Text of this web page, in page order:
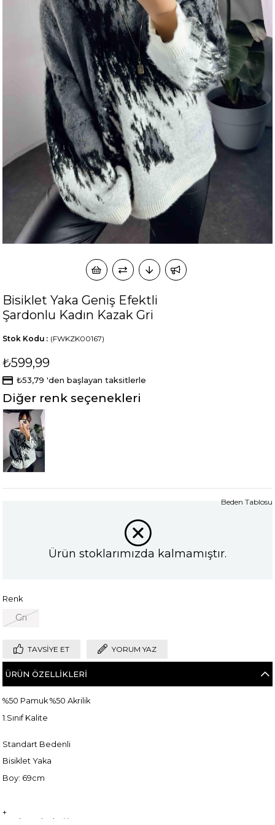
Bisiklet Yaka Geniş Efektli
Şardonlu Kadın Kazak Gri
(FWKZK00167)
Stok Kodu
₺599,99
₺53,79 'den başlayan taksitlerle
Diğer renk seçenekleri
Tükendi
Ürün stoklarımızda kalmamıştır.
Renk
Gri
Beden Tablosu
TAVSIYE ET YORUM YAZ
ÜRÜN ÖZELLIKLERI
%50 Pamuk %50 Akrilik
1.Sınıf Kalite
Standart Bedenli
Bisiklet Yaka
Boy: 69cm
+
Manken ölçüleri ise;
okudum onay veriyorum.
Paylaştığım bilgilerin
KVKK kapsamında tarafınızca korunmasını, sms ve
WhatsApp üzerinden bilgilendirmeleri almayı
kabul ediyorum.
Çevir Kazan